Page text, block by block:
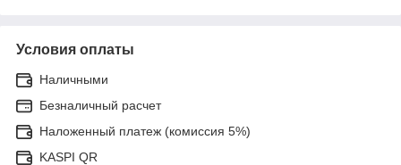
Условия оплаты
Наличными
Безналичный расчет
Наложенный платеж (комиссия 5%)
KASPI QR